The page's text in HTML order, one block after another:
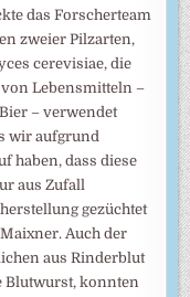
das Forscherteam
zweier Pilzarten,
cerevisiae, die
Lebensmitteln –
– verwendet
wir aufgrund
haben, dass diese
aus Zufall
gezüchtet
Auch der
aus Rinderblut
Blutwurst, konnten